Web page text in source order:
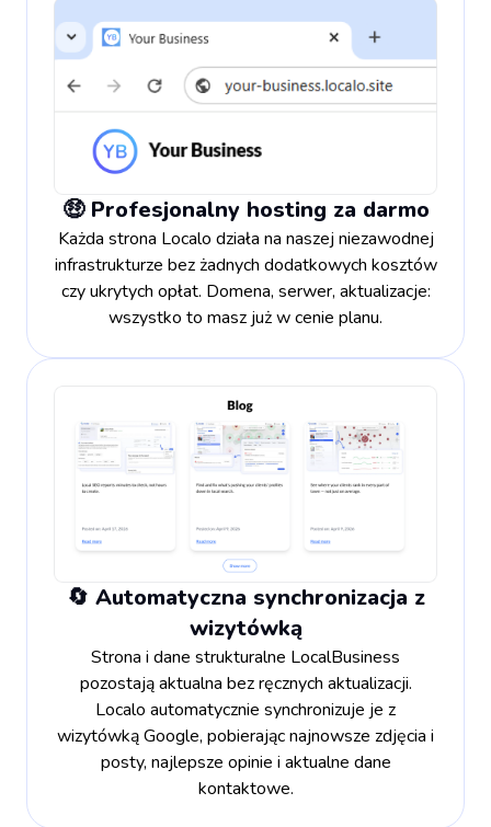
🤑 Profesjonalny hosting za darmo
Każda strona Localo działa na naszej niezawodnej
infrastrukturze bez żadnych dodatkowych kosztów
czy ukrytych opłat. Domena, serwer, aktualizacje:
wszystko to masz już w cenie planu.
🔄 Automatyczna synchronizacja z
wizytówką
Strona i dane strukturalne LocalBusiness
pozostają aktualna bez ręcznych aktualizacji.
Localo automatycznie synchronizuje je z
wizytówką Google, pobierając najnowsze zdjęcia i
posty, najlepsze opinie i aktualne dane
kontaktowe.